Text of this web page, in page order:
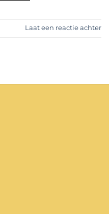
Laat een reactie achter